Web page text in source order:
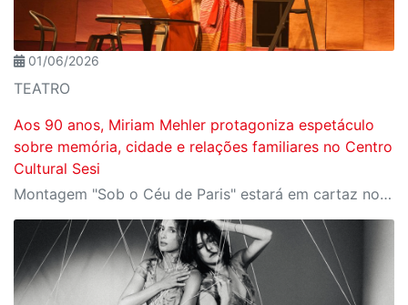
01/06/2026
TEATRO
Aos 90 anos, Miriam Mehler protagoniza espetáculo
sobre memória, cidade e relações familiares no Centro
Cultural Sesi
Montagem "Sob o Céu de Paris" estará em cartaz nos dias 11, 12 e 14 de junho, com entrada gratuita